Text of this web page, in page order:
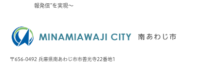
報発信”を実現〜
〒656-0492 兵庫県南あわじ市市善光寺22番地1